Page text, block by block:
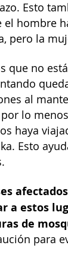
Esto
el hombre
pero la
que no
al
lo
haya
Esto
a estos
de
para